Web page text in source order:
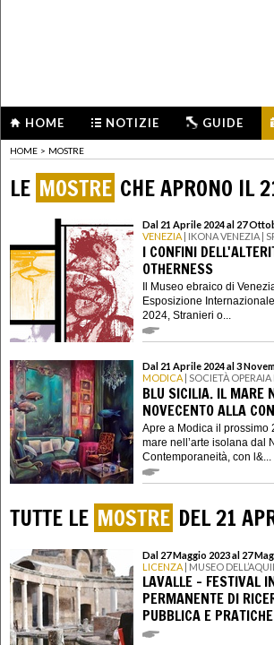
HOME NOTIZIE GUIDE
HOME > MOSTRE
LE MOSTRE CHE APRONO IL
Dal 21 Aprile 2024 al 27
VENEZIA | IKONA VENEZIA |
I CONFINI
OTHERNESS
Il Museo ebraico di
Esposizione
2024, Stranieri o...
Dal 21 Aprile 2024 al 3
MODICA | SOCIETÀ
BLU SICILIA. IL MARE
NOVECENTO ALLA
Apre a Modica il prossimo
mare nell’arte isolana dal
Contemporaneità, con l&...
TUTTE LE MOSTRE DEL 21
Dal 27 Maggio 2023 al 27
LICENZA | MUSEO
LAVALLE - FESTIVAL
PERMANENTE DI
PUBBLICA E